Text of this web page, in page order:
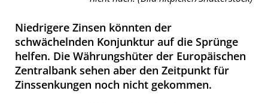
Niedrigere Zinsen könnten der
schwächelnden Konjunktur auf die Sprünge
helfen. Die Währungshüter der Europäischen
Zentralbank sehen aber den Zeitpunkt für
Zinssenkungen noch nicht gekommen.